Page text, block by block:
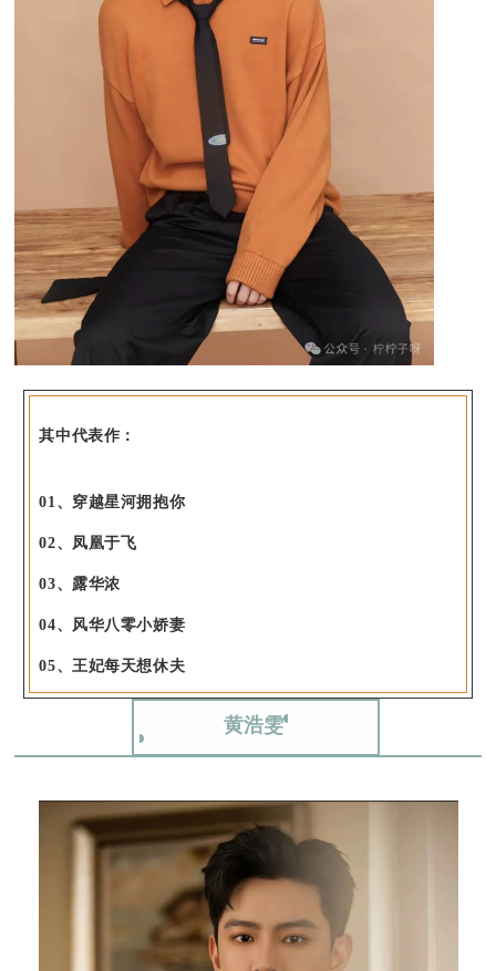
其中代表作：
01、穿越星河拥抱你
02、凤凰于飞
03、露华浓
04、风华八零小娇妻
05、王妃每天想休夫
黄浩雯